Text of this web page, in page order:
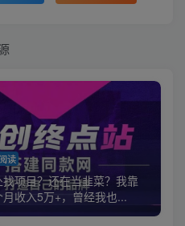
读
项目？还在当韭菜？我靠
收入5万+，曾经我也...